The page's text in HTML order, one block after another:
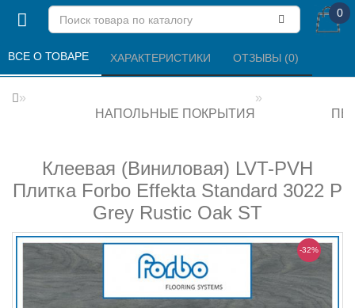
0
НАПОЛЬНЫЕ ПОКРЫТИЯ
Клеевая (Виниловая) LVT-PVH
Плитка Forbo Effekta Standard 3022 P
Grey Rustic Oak ST
ВСЕ О ТОВАРЕ ХАРАКТЕРИСТИКИ ОТЗЫВЫ (0)
-32%